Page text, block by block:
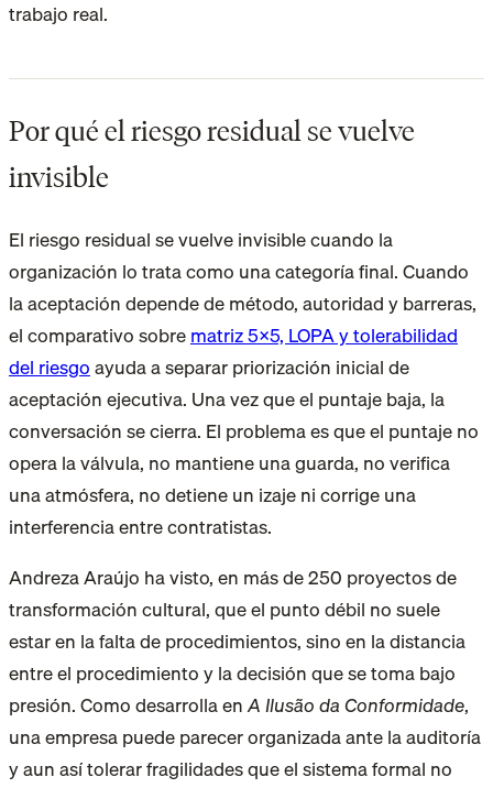
trabajo real.
Por qué el riesgo residual se vuelve
invisible
El riesgo residual se vuelve invisible cuando la
organización lo trata como una categoría final. Cuando
la aceptación depende de método, autoridad y barreras,
el comparativo sobrematriz 5x5, LOPA y tolerabilidad
del riesgoayuda a separar priorización inicial de
aceptación ejecutiva. Una vez que el puntaje baja, la
conversación se cierra. El problema es que el puntaje no
opera la válvula, no mantiene una guarda, no verifica
una atmósfera, no detiene un izaje ni corrige una
interferencia entre contratistas.
Andreza Araújo ha visto, en más de 250 proyectos de
transformación cultural, que el punto débil no suele
estar en la falta de procedimientos, sino en la distancia
entre el procedimiento y la decisión que se toma bajo
presión. Como desarrolla enA Ilusão da Conformidade,
una empresa puede parecer organizada ante la auditoría
y aun así tolerar fragilidades que el sistema formal no